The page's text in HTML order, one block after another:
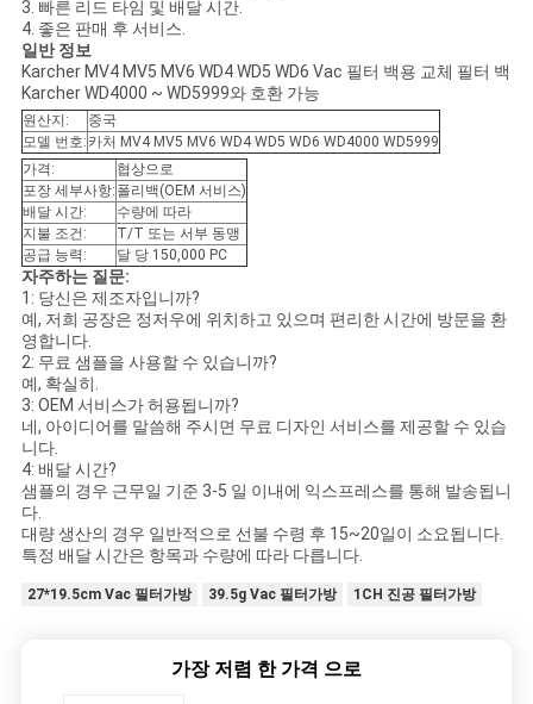
3. 빠른 리드 타임 및 배달 시간.
4. 좋은 판매 후 서비스.
일반 정보
Karcher MV4 MV5 MV6 WD4 WD5 WD6 Vac 필터 백용 교체 필터 백
Karcher WD4000 ~ WD5999와 호환 가능
원산지:
중국
모델 번호: 카처 MV4 MV5 MV6 WD4 WD5 WD6 WD4000 WD5999
가격:
협상으로
포장 세부사항: 폴리백(OEM 서비스)
배달 시간:
수량에 따라
지불 조건:
T/T 또는 서부 동맹
공급 능력:
달 당 150,000 PC
자주하는 질문:
1: 당신은 제조자입니까?
예, 저희 공장은 정저우에 위치하고 있으며 편리한 시간에 방문을 환
영합니다.
2: 무료 샘플을 사용할 수 있습니까?
예, 확실히.
3: OEM 서비스가 허용됩니까?
네, 아이디어를 말씀해 주시면 무료 디자인 서비스를 제공할 수 있습
니다.
4: 배달 시간?
샘플의 경우 근무일 기준 3-5 일 이내에 익스프레스를 통해 발송됩니
다.
대량 생산의 경우 일반적으로 선불 수령 후 15~20일이 소요됩니다.
특정 배달 시간은 항목과 수량에 따라 다릅니다.
27*19.5cm Vac 필터가방 39.5g Vac 필터가방 1CH 진공 필터가방
가장 저렴 한 가격 으로